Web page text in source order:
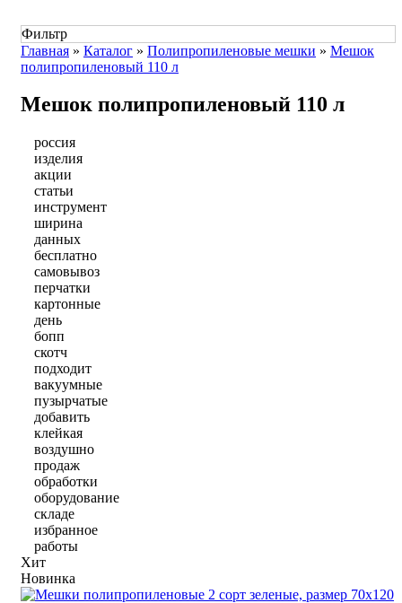
Фильтр
Главная » Каталог » Полипропиленовые мешки » Мешок
полипропиленовый 110 л
Мешок полипропиленовый 110 л
россия
изделия
акции
статьи
инструмент
ширина
данных
бесплатно
самовывоз
перчатки
картонные
день
бопп
скотч
подходит
вакуумные
пузырчатые
добавить
клейкая
воздушно
продаж
обработки
оборудование
складе
избранное
работы
Хит
Новинка